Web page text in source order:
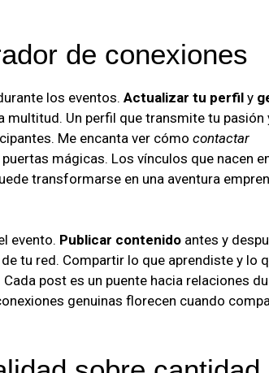
de conexiones
los eventos. Actualizar tu perfil y
multitud. Un perfil que transmite tu pasión
Me encanta ver cómo contactar
mágicas. Los vínculos que nacen
transformarse en una aventura
evento. Publicar contenido antes y
tu red. Compartir lo que aprendiste y lo
post es un puente hacia relaciones
genuinas florecen cuando